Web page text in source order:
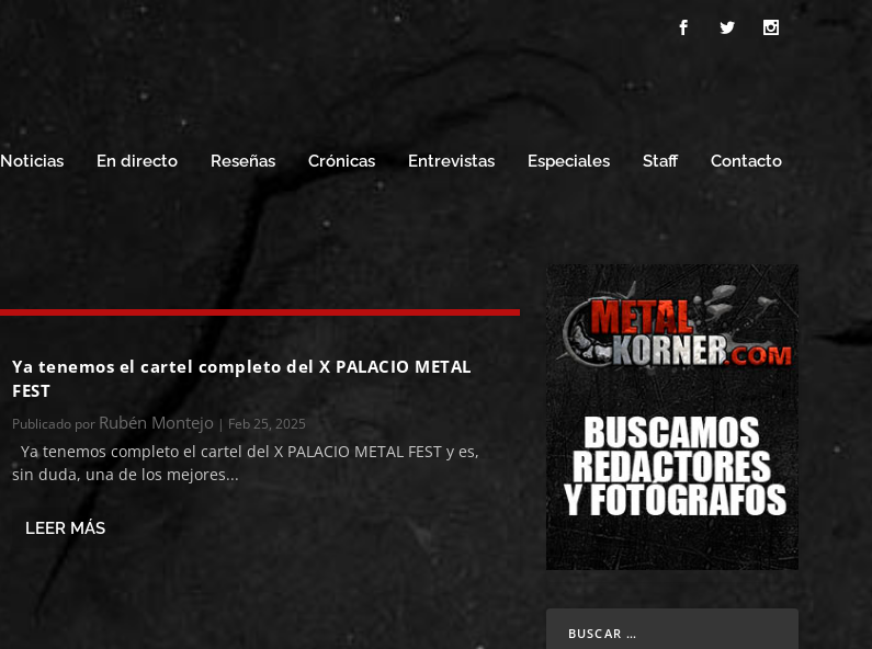
Noticias En directo Reseñas Crónicas Entrevistas Especiales Staff Contacto
Ya tenemos el cartel completo del X PALACIO METAL
FEST
Publicado por Rubén Montejo | Feb 25, 2025
Ya tenemos completo el cartel del X PALACIO METAL FEST y es,
sin duda, una de los mejores...
LEER MÁS